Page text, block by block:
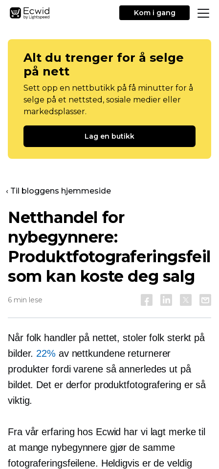
Kom i gang
Alt du trenger for å selge
på nett
Sett opp en nettbutikk på få minutter for å
selge på et nettsted, sosiale medier eller
markedsplasser.
Lag en butikk
‹ Til bloggens hjemmeside
Netthandel for
nybegynnere:
Produktfotograferingsfeil
som kan koste deg salg
6 min lese
Når folk handler på nettet, stoler folk sterkt på
bilder. 22% av nettkundene returnerer
produkter fordi varene så annerledes ut på
bildet. Det er derfor produktfotografering er så
viktig.
Fra vår erfaring hos Ecwid har vi lagt merke til
at mange nybegynnere gjør de samme
fotograferingsfeilene. Heldigvis er de veldig